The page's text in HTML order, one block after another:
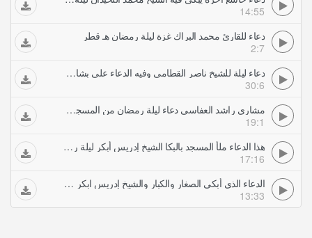
14:55
دعاء للقارئ محمد البراك غزة ليلة رمضان هـ قطر
2:7
دعاء ليلة للشيخ ناصر القطامي وفيه الدعاء على بشار رمضان تصوير ورثان الجنان
30:6
مشاري راشد العفاسي دعاء ليلة رمضان من المسجد الكبير لعام ه
19:1
هذا الدعاء ملأ المسجد بالبكا الشيخ إدريس أبكر ليلة رمضان خاشع جدا
17:16
الدعاء الذي أبكى الصغار والكبار والشيخ إدريس ابكر وهو أخشع أدعية رمضان ليلة الدعاء كامل
13:33